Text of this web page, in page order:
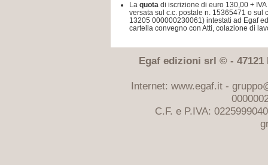
La quota di iscrizione di euro 130,00 +
versata sul c.c. postale n. 15365471 o sul
13205 000000230061) intestati ad Egaf
cartella convegno con Atti, colazione di
Egaf edizioni srl © - 47121
Internet: www.egaf.it -
C.F. e P.IVA: